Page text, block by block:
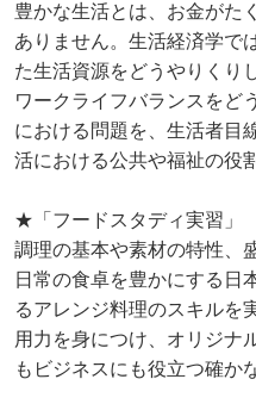
豊かな生活とは、お金がた
ありません。生活経済学で
た生活資源をどうやりくり
ワークライフバランスをど
における問題を、生活者目
活における公共や福祉の役
★「フードスタディ実習」
調理の基本や素材の特性、
日常の食卓を豊かにする日
るアレンジ料理のスキルを
用力を身につけ、オリジナ
もビジネスにも役立つ確か